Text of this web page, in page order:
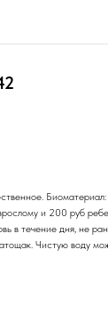
и 200 руб
в течение дня, не
Чистую воду